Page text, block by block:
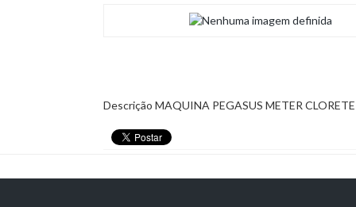
Descrição MAQUINA PEGASUS METER